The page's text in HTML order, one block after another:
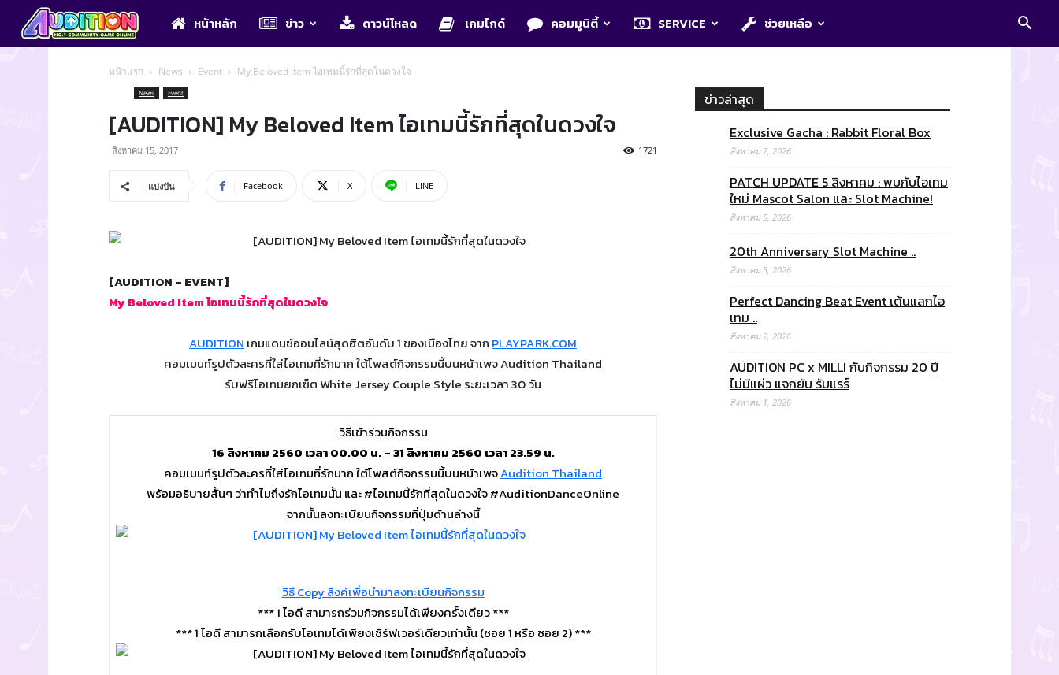
Auditionหน้าหลัก ข่าว ดาวน์โหลด เกมไกด์ คอมมูนิตี้ SERVICE ช่วยเหลือ
หน้าแรก News Event My Beloved Item ไอเทมนี้รักที่สุดในดวงใจ
News Event
[AUDITION] My Beloved Item ไอเทมนี้รักที่สุดในดวงใจ
สิงหาคม 15, 2017 1721
แบ่งปัน Facebook X LINE
[AUDITION – EVENT]
My Beloved Item ไอเทมนี้รักที่สุดในดวงใจ
AUDITION เกมแดนซ์ออนไลน์สุดฮิตอันดับ 1 ของเมืองไทย จาก PLAYPARK.COM
คอมเมนท์รูปตัวละครที่ใส่ไอเทมที่รักมาก ใต้โพสต์กิจกรรมนี้บนหน้าเพจ Audition Thailand
รับฟรีไอเทมยกเซ็ต White Jersey Couple Style ระยะเวลา 30 วัน
วิธีเข้าร่วมกิจกรรม
16 สิงหาคม 2560 เวลา 00.00 น. – 31 สิงหาคม 2560 เวลา 23.59 น.
คอมเมนท์รูปตัวละครที่ใส่ไอเทมที่รักมาก ใต้โพสต์กิจกรรมนี้บนหน้าเพจAudition Thailand
พร้อมอธิบายสั้นๆ ว่าทำไมถึงรักไอเทมนั้น และ #ไอเทมนี้รักที่สุดในดวงใจ #AuditionDanceOnline
จากนั้นลงทะเบียนกิจกรรมที่ปุ่มด้านล่างนี้
วิธี Copy ลิงค์เพื่อนำมาลงทะเบียนกิจกรรม
*** 1 ไอดี สามารถร่วมกิจกรรมได้เพียงครั้งเดียว ***
*** 1 ไอดี สามารถเลือกรับไอเทมได้เพียงเซิร์ฟเวอร์เดียวเท่านั้น (ซอย 1 หรือ ซอย 2) ***
ข่าวล่าสุด
Exclusive Gacha : Rabbit Floral Box
สิงหาคม 7, 2026
PATCH UPDATE 5 สิงหาคม : พบกับไอเทม
ใหม่ Mascot Salon และ Slot Machine!
สิงหาคม 5, 2026
20th Anniversary Slot Machine ..
สิงหาคม 5, 2026
Perfect Dancing Beat Event เต้นแลกไอ
เทม ..
สิงหาคม 2, 2026
AUDITION PC x MILLI กับกิจกรรม 20 ปี
ไม่มีแผ่ว แจกยับ รับแรร์
สิงหาคม 1, 2026